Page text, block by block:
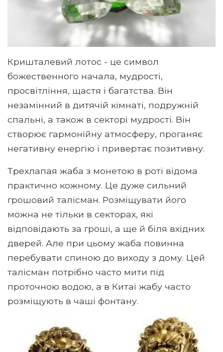
Кришталевий лотос - це символ
божественного начала, мудрості,
просвітління, щастя і багатства. Він
незамінний в дитячій кімнаті, подружній
спальні, а також в секторі мудрості. Він
створює гармонійну атмосферу, проганяє
негативну енергію і привертає позитивну.
Трехлапая жаба з монетою в роті відома
практично кожному. Це дуже сильний
грошовий талісман. Розміщувати його
можна не тільки в секторах, які
відповідають за гроші, а ще й біля вхідних
дверей. Але при цьому жаба повинна
перебувати спиною до виходу з дому. Цей
талісман потрібно часто мити під
проточною водою, а в Китаї жабу часто
розміщують в чаші фонтану.